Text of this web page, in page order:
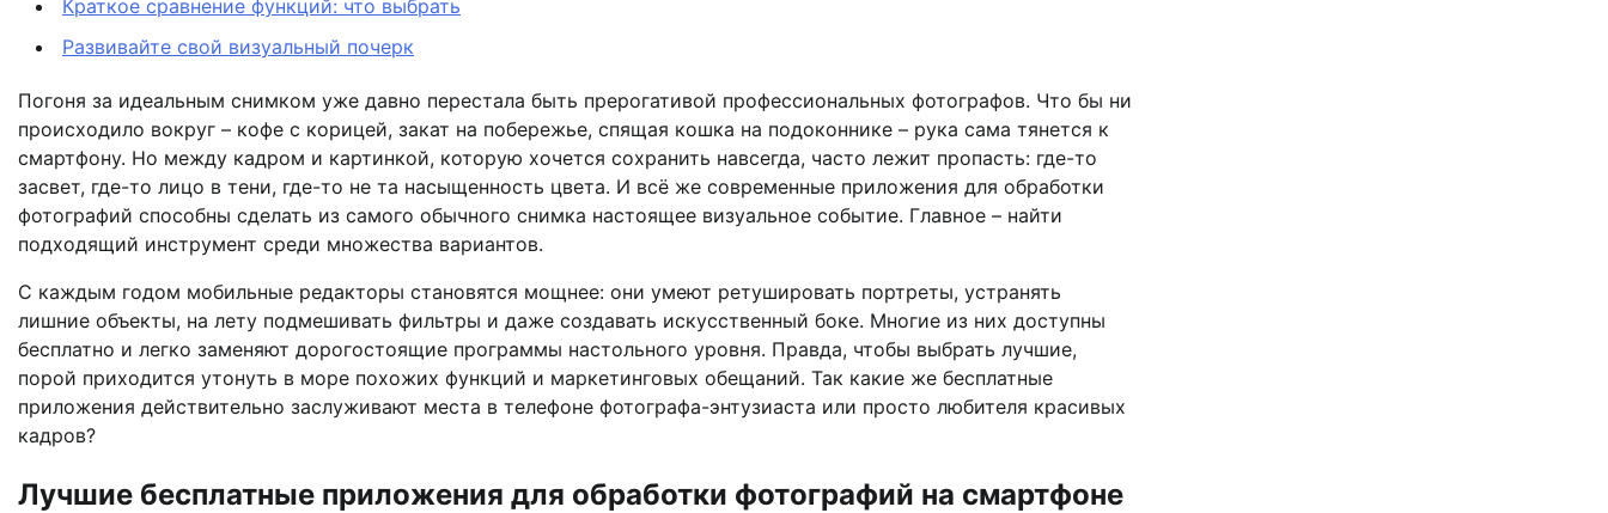
Краткое сравнение функций: что выбрать
Развивайте свой визуальный почерк
Погоня за идеальным снимком уже давно перестала быть прерогативой профессиональных фотографов. Что бы ни
происходило вокруг – кофе с корицей, закат на побережье, спящая кошка на подоконнике – рука сама тянется к
смартфону. Но между кадром и картинкой, которую хочется сохранить навсегда, часто лежит пропасть: где-то
засвет, где-то лицо в тени, где-то не та насыщенность цвета. И всё же современные приложения для обработки
фотографий способны сделать из самого обычного снимка настоящее визуальное событие. Главное – найти
подходящий инструмент среди множества вариантов.
С каждым годом мобильные редакторы становятся мощнее: они умеют ретушировать портреты, устранять
лишние объекты, на лету подмешивать фильтры и даже создавать искусственный боке. Многие из них доступны
бесплатно и легко заменяют дорогостоящие программы настольного уровня. Правда, чтобы выбрать лучшие,
порой приходится утонуть в море похожих функций и маркетинговых обещаний. Так какие же бесплатные
приложения действительно заслуживают места в телефоне фотографа-энтузиаста или просто любителя красивых
кадров?
Лучшие бесплатные приложения для обработки фотографий на смартфоне